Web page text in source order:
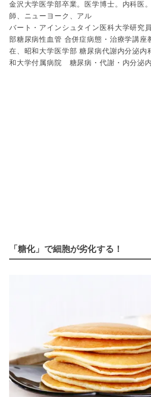
金沢大学医学部卒業。医学博士。内科医
師、ニューヨーク、アル
バート・アインシュタイン医科大学研究
部糖尿病性血管 合併症病態・治療学講座
在、昭和大学医学部 糖尿病代謝内分泌内
「糖化」で細胞が劣化する！